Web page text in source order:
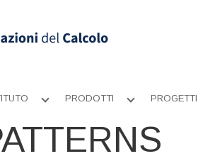
Apri
PRODOTTI
Apri
PROGETTI